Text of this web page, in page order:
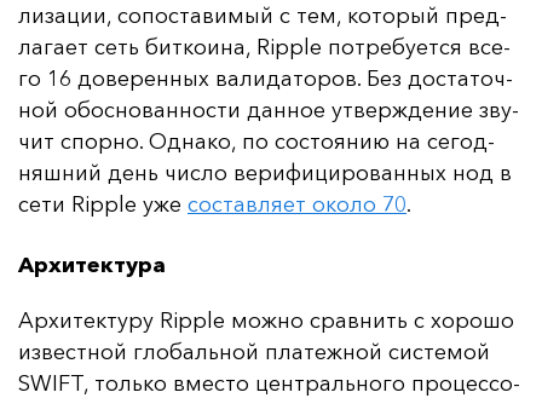
ли­за­ции, со­пос­та­ви­мый с тем, ко­то­рый пред­
ла­га­ет сеть бит­ко­ина, Ripple пот­ре­бу­ет­ся все­
го 16 до­ве­рен­ных ва­ли­да­то­ров. Без дос­та­точ­
ной обос­но­ван­нос­ти дан­ное ут­вер­жде­ние зву­
чит спор­но. Од­на­ко, по сос­то­янию на се­год­
няш­ний день чис­ло ве­ри­фи­ци­ро­ван­ных нод в
се­ти Ripple уже сос­тав­ля­ет око­ло 70.
Архитектура
Ар­хи­тек­ту­ру Ripple мож­но срав­нить с хо­ро­шо
из­вес­тной гло­баль­ной пла­теж­ной сис­те­мой
SWIFT, толь­ко вмес­то цен­траль­но­го про­цес­со­